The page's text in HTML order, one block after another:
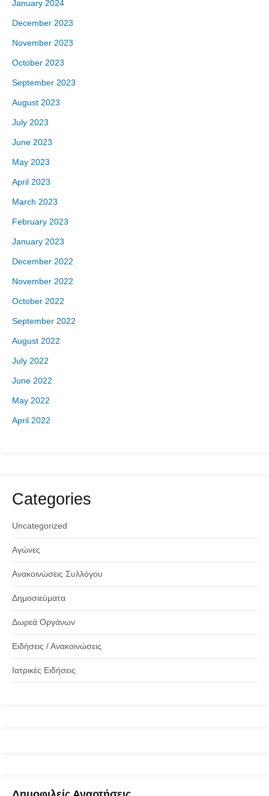
January 2024
December 2023
November 2023
October 2023
September 2023
August 2023
July 2023
June 2023
May 2023
April 2023
March 2023
February 2023
January 2023
December 2022
November 2022
October 2022
September 2022
August 2022
July 2022
June 2022
May 2022
April 2022
Categories
Uncategorized
Αγώνες
Ανακοινώσεις Συλλόγου
Δημοσιεύματα
Δωρεά Οργάνων
Ειδήσεις / Ανακοινώσεις
Ιατρικές Ειδήσεις